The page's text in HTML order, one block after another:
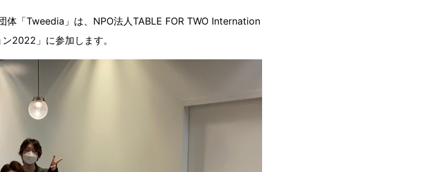
体「Tweedia」は、NPO法人TABLE FOR TWO Internation
2022」に参加します。